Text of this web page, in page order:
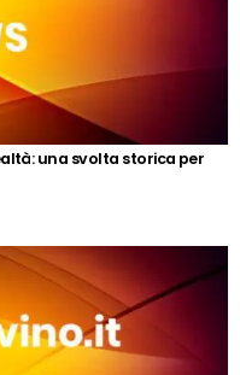
una svolta storica per